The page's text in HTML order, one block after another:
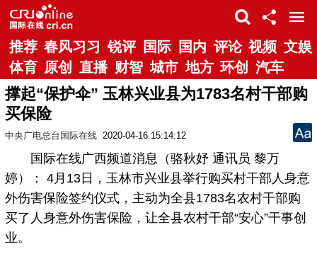
推荐 春风习习 锐评 国际 国内 评论 视频 文娱
体育 原创 直播 财智 城市 地方 环创 汽车
撑起“保护伞” 玉林兴业县为1783名村干部购
买保险
中央广电总台国际在线 2020-04-16 15:14:12
国际在线广西频道消息（骆秋妤 通讯员 黎万
婷）： 4月13日，玉林市兴业县举行购买村干部人身意
外伤害保险签约仪式，主动为全县1783名农村干部购
买了人身意外伤害保险，让全县农村干部“安心”干事创
业。